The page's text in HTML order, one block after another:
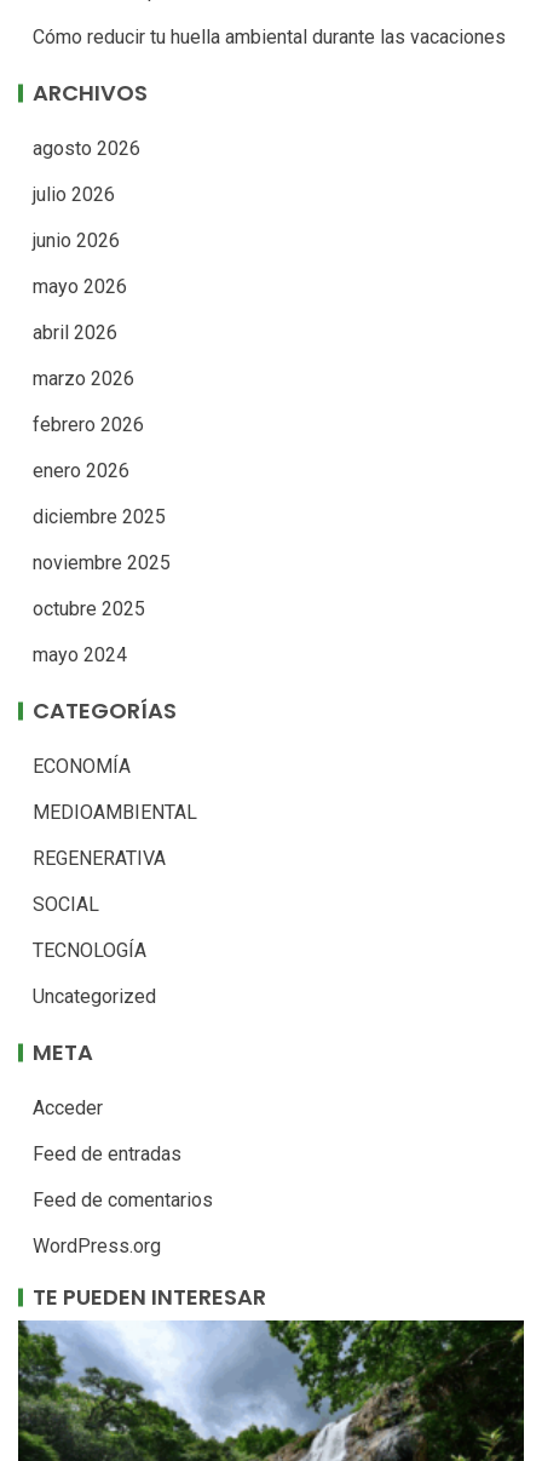
Cómo reducir tu huella ambiental durante las vacaciones
ARCHIVOS
agosto 2026
julio 2026
junio 2026
mayo 2026
abril 2026
marzo 2026
febrero 2026
enero 2026
diciembre 2025
noviembre 2025
octubre 2025
mayo 2024
CATEGORÍAS
ECONOMÍA
MEDIOAMBIENTAL
REGENERATIVA
SOCIAL
TECNOLOGÍA
Uncategorized
META
Acceder
Feed de entradas
Feed de comentarios
WordPress.org
TE PUEDEN INTERESAR